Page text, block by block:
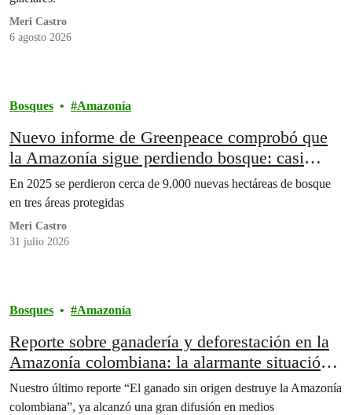
Meri Castro
6 agosto 2026
Bosques Amazonía
Nuevo informe de Greenpeace comprobó que
la Amazonía sigue perdiendo bosque: casi
96.000 hectáreas deforestadas desde 2013 en 3
Parques Nacionales
En 2025 se perdieron cerca de 9.000 nuevas hectáreas de bosque
en tres áreas protegidas
Meri Castro
31 julio 2026
Bosques Amazonía
Reporte sobre ganadería y deforestación en la
Amazonía colombiana: la alarmante situación
que denunciamos da la vuelta al mundo.
Nuestro último reporte “El ganado sin origen destruye la Amazonía
colombiana”, ya alcanzó una gran difusión en medios